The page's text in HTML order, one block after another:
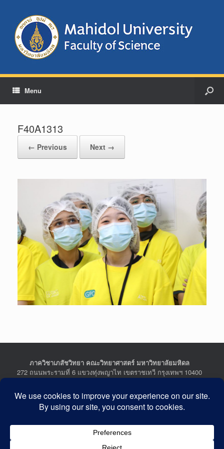
Menu
F40A1313
← Previous Next →
ภาควิชาเภสัชวิทยา คณะวิทยาศาสตร์ มหาวิทยาลัยมหิดล
272 ถนนพระรามที่ 6 แขวงทุ่งพญาไท เขตราชเทวี กรุงเทพฯ 10400
Department of Pharmacology, Faculty of Science, Mahidol
University
272 Rama VI Road, Ratchathewi District, Bangkok 10400
Tel : +662-201-5641-2, Fax : +662-354-7157